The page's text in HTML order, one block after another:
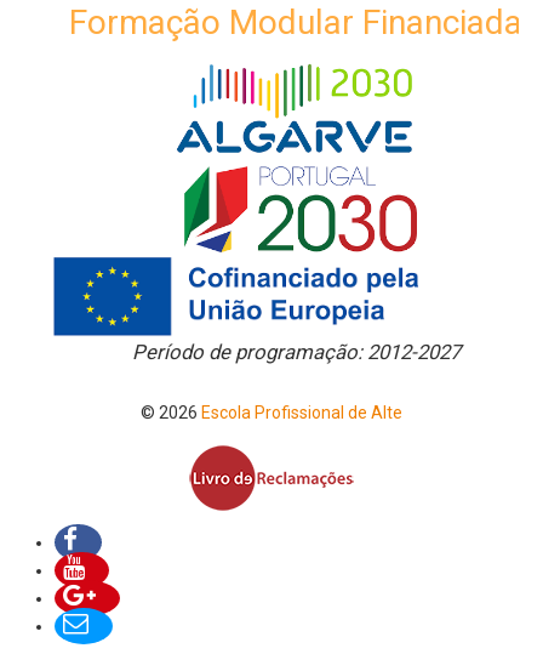
Formação Modular Financiada
Período de programação: 2012-2027
© 2026 Escola Profissional de Alte